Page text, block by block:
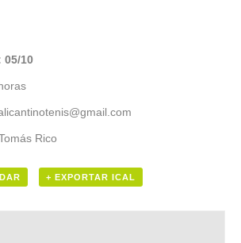
05/10
Rico
+ EXPORTAR ICAL